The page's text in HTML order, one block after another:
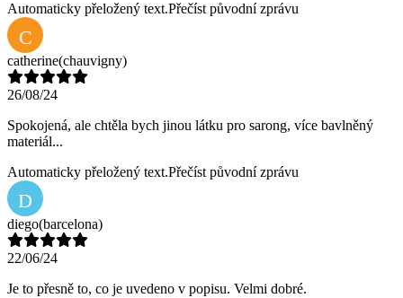
Automaticky přeložený text.Přečíst původní zprávu
C
catherine(chauvigny)
26/08/24
Spokojená, ale chtěla bych jinou látku pro sarong, více bavlněný
materiál...
Automaticky přeložený text.Přečíst původní zprávu
D
diego(barcelona)
22/06/24
Je to přesně to, co je uvedeno v popisu. Velmi dobré.